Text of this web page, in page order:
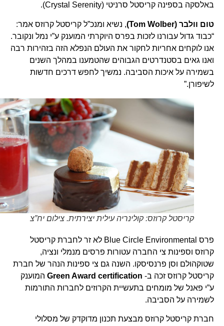
באלסקה בספינה קריסטל סרניטי (Crystal Serenity).
טום וולבר (Tom Wolber)
, נשיא ומנכ”ל קריסטל קרוזס אמר:
“כבוד גדול עבורנו לזכות בפרס היוקרתי המוענק ע”י נמל ונקובר.
אנו לוקחים אחריות לחקור את העולם הנפלא הזה בזהירות רבה
ואנו גאים בסטנדרטים הגבוהים שהטמענו במהלך השנים
בשמירה על איכות הסביבה. נמשיך לחפש דרכים חדשות
לשיפורן.”
קריסטל קרוזס: קולינריה עילית יצירתית. צילום יח”צ
פרס Blue Circle Environmental לא זר לחברת קריסטל
קרוזס וספינות צי החברה עטורות פרסים מנמלי ונציה,
שטוקהולם וסן פרנסיסקו. השנה גם צי ספינות הנהר של חברת
קריסטל קרוזס זכה ב- Green Award certificationהמוענק
ע”י פאנל של מומחים בתעשיית הקרוזים לחברות התורמות
לשמירה על הסביבה.
חברת קריסטל קרוזס מבצעת תכנון מדוקדק של מסלולי